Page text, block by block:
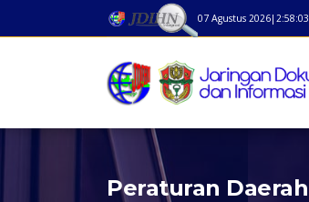
07 Agustus 2026| 2:58:03
Peraturan Daerah